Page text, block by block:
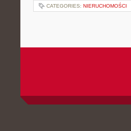
CATEGORIES: NIERUCHOMOŚCI